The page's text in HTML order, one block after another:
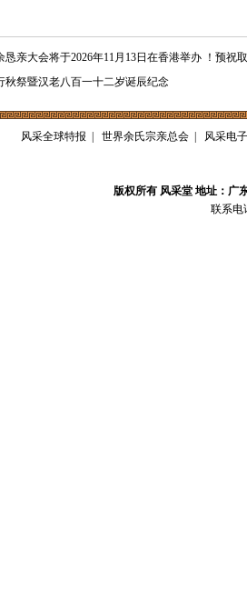
亲大会将于2026年11月13日在香港举办 ！预祝
秋祭暨汉老八百一十二岁诞辰纪念
风采全球特报 世界余氏宗亲总会 风采电
版权所有 风采堂 地址：广
联系电